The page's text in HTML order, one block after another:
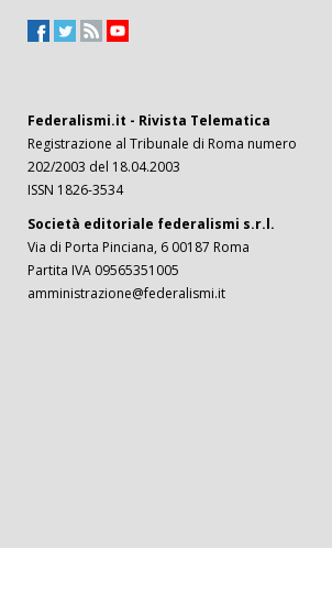
Federalismi.it - Rivista Telematica
Registrazione al Tribunale di Roma numero
202/2003 del 18.04.2003
ISSN 1826-3534
Società editoriale federalismi s.r.l.
Via di Porta Pinciana, 6 00187 Roma
Partita IVA 09565351005
amministrazione@federalismi.it